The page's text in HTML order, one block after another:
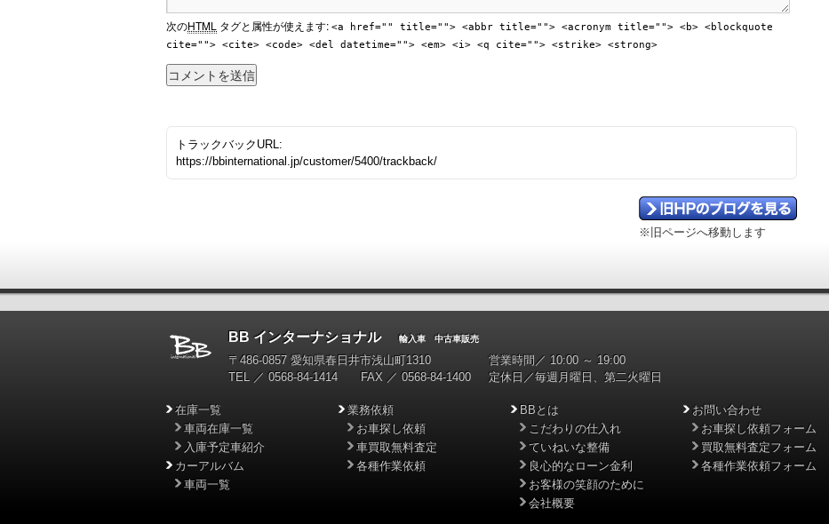
次のHTML タグと属性が使えます: <a href="" title=""> <abbr title=""> <acronym title=""> <b> <blockquote
cite=""> <cite> <code> <del datetime=""> <em> <i> <q cite=""> <strike> <strong>
トラックバックURL:
https://bbinternational.jp/customer/5400/trackback/
※旧ページへ移動します
BB インターナショナル輸入車 中古車販売
〒486-0857 愛知県春日井市浅山町1310
TEL ／ 0568-84-1414 FAX ／ 0568-84-1400
営業時間／ 10:00 ～ 19:00
定休日／毎週月曜日、第二火曜日
在庫一覧
車両在庫一覧
入庫予定車紹介
カーアルバム
車両一覧
業務依頼
お車探し依頼
車買取無料査定
各種作業依頼
BBとは
こだわりの仕入れ
ていねいな整備
良心的なローン金利
お客様の笑顔のために
会社概要
お問い合わせ
お車探し依頼フォーム
買取無料査定フォーム
各種作業依頼フォーム